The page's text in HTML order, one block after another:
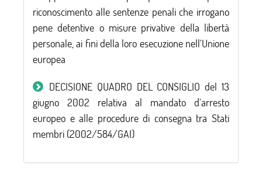
riconoscimento alle sentenze penali che irrogano
pene detentive o misure privative della libertà
personale, ai fini della loro esecuzione nell'Unione
europea
DECISIONE QUADRO DEL CONSIGLIO del 13
giugno 2002 relativa al mandato d'arresto
europeo e alle procedure di consegna tra Stati
membri (2002/584/GAI)